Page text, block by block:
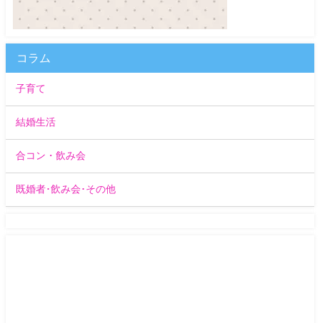
コラム
子育て
結婚生活
合コン・飲み会
既婚者･飲み会･その他